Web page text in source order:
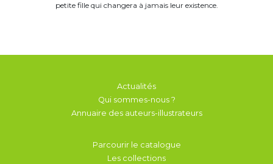
petite fille qui changera à jamais leur existence.
Actualités
Qui sommes-nous ?
Annuaire des auteurs-illustrateurs
Parcourir le catalogue
Les collections